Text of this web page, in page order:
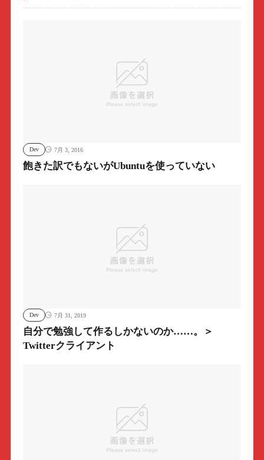
Dev 7月 3, 2016
飽きた訳でもないがUbuntuを使っていない
Dev 7月 31, 2019
自分で勉強して作るしかないのか……。＞
Twitterクライアント